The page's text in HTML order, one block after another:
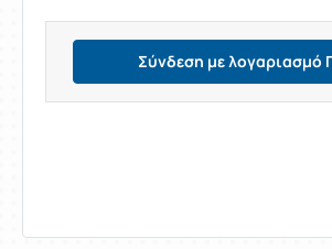
Σύνδεση με λογαριασμό